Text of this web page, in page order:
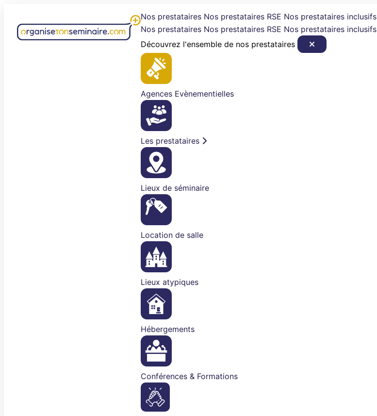
contenu
Nos prestataires Nos prestataires RSE Nos prestataires inclusifs
Nos prestataires Nos prestataires RSE Nos prestataires inclusifs
Découvrez l'ensemble de nos prestataires
Agences Evènementielles
Les prestataires
Lieux de séminaire
Location de salle
Lieux atypiques
Hébergements
Conférences & Formations